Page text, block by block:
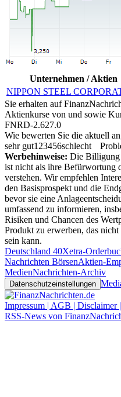
Unternehmen / Aktien
NIPPON STEEL
Sie erhalten auf
Aktienkurse von und sowie
FNRD-2.627.0
Wie bewerten Sie die aktuell
sehr gut1 23456schlecht
Werbehinweise: Die Billigung
ist nicht als ihre Befürwortung
verstehen. Wir empfehlen
den Basisprospekt und die
bevor sie eine
umfassend zu informieren,
Risiken und Chancen des
Produkt zu erwerben, das
sein kann.
Deutschland 40Xetra-
Nachrichten BörsenAktien-
MedienNachrichten-Archiv
Datenschutzeinstellungen
Impressum | AGB | Disclaimer
RSS-News von